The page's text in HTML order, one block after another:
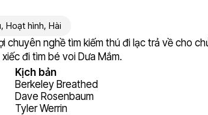
, Hoạt hình, Hài
chuyên nghề tìm kiếm thú đi lạc trả về cho
đi tìm bé voi Dưa Mắm.
Kịch bản
Berkeley Breathed
Dave Rosenbaum
Tyler Werrin